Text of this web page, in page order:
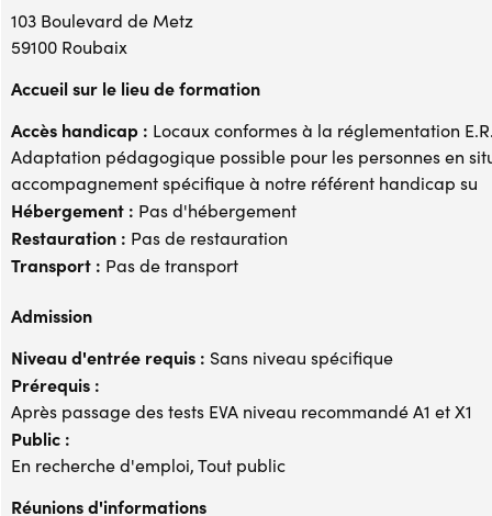
103 Boulevard de Metz
59100 Roubaix
Accueil sur le lieu de formation
Accès handicap : Locaux conformes à la réglementation
Adaptation pédagogique possible pour les personnes en
accompagnement spécifique à notre référent handicap su
Hébergement : Pas d'hébergement
Restauration : Pas de restauration
Transport : Pas de transport
Admission
Niveau d'entrée requis : Sans niveau spécifique
Prérequis :
Après passage des tests EVA niveau recommandé A1 et X1
Public :
En recherche d'emploi, Tout public
Réunions d'informations